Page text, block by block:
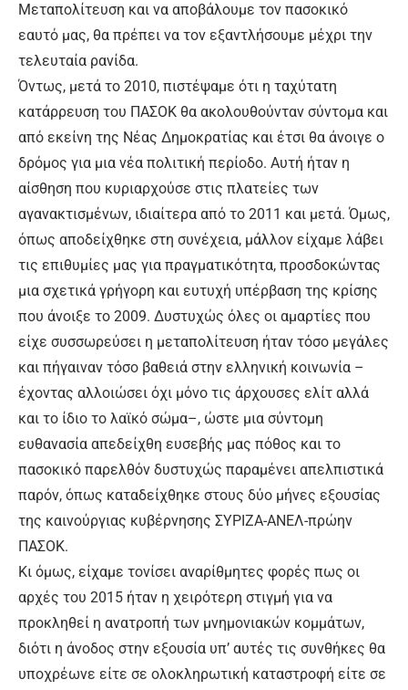
Μεταπολίτευση και να αποβάλουμε τον πασοκικό
εαυτό μας, θα πρέπει να τον εξαντλήσουμε μέχρι την
τελευταία ρανίδα.
Όντως, μετά το 2010, πιστέψαμε ότι η ταχύτατη
κατάρρευση του ΠΑΣΟΚ θα ακολουθούνταν σύντομα και
από εκείνη της Νέας Δημοκρατίας και έτσι θα άνοιγε ο
δρόμος για μια νέα πολιτική περίοδο. Αυτή ήταν η
αίσθηση που κυριαρχούσε στις πλατείες των
αγανακτισμένων, ιδιαίτερα από το 2011 και μετά. Όμως,
όπως αποδείχθηκε στη συνέχεια, μάλλον είχαμε λάβει
τις επιθυμίες μας για πραγματικότητα, προσδοκώντας
μια σχετικά γρήγορη και ευτυχή υπέρβαση της κρίσης
που άνοιξε το 2009. Δυστυχώς όλες οι αμαρτίες που
είχε συσσωρεύσει η μεταπολίτευση ήταν τόσο μεγάλες
και πήγαιναν τόσο βαθειά στην ελληνική κοινωνία –
έχοντας αλλοιώσει όχι μόνο τις άρχουσες ελίτ αλλά
και το ίδιο το λαϊκό σώμα–, ώστε μια σύντομη
ευθανασία απεδείχθη ευσεβής μας πόθος και το
πασοκικό παρελθόν δυστυχώς παραμένει απελπιστικά
παρόν, όπως καταδείχθηκε στους δύο μήνες εξουσίας
της καινούργιας κυβέρνησης ΣΥΡΙΖΑ-ΑΝΕΛ-πρώην
ΠΑΣΟΚ.
Κι όμως, είχαμε τονίσει αναρίθμητες φορές πως οι
αρχές του 2015 ήταν η χειρότερη στιγμή για να
προκληθεί η ανατροπή των μνημονιακών κομμάτων,
διότι η άνοδος στην εξουσία υπ’ αυτές τις συνθήκες θα
υποχρέωνε είτε σε ολοκληρωτική καταστροφή είτε σε